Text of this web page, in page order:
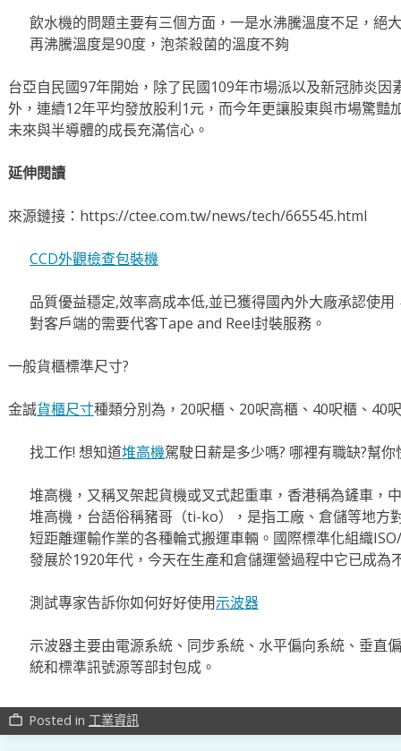
飲水機的問題主要有三個方面，一是水沸騰溫度不足，絕
再沸騰溫度是90度，泡茶殺菌的溫度不夠
台亞自民國97年開始，除了民國109年市場派以及新冠肺炎因
外，連續12年平均發放股利1元，而今年更讓股東與市場驚豔
未來與半導體的成長充滿信心。
延伸閱讀
來源鏈接：https://ctee.com.tw/news/tech/665545.html
CCD外觀檢查包裝機
品質優益穩定,效率高成本低,並已獲得國內外大廠承認使
對客戶端的需要代客Tape and Reel封裝服務。
一般貨櫃標準尺寸?
金誠貨櫃尺寸種類分別為，20呎櫃、20呎高櫃、40呎櫃、40
找工作! 想知道堆高機駕駛日薪是多少嗎? 哪裡有職缺?幫你
堆高機，又稱叉架起貨機或叉式起重車，香港稱為鏟車，
堆高機，台語俗稱豬哥（ti-ko），是指工廠、倉儲等地方
短距離運輸作業的各種輪式搬運車輛。國際標準化組織
發展於1920年代，今天在生產和倉儲運營過程中它已成為
測試專家告訴你如何好好使用示波器
示波器主要由電源系統、同步系統、水平偏向系統、垂直
統和標準訊號源等部封包成。
work_outline Posted in 工業資訊